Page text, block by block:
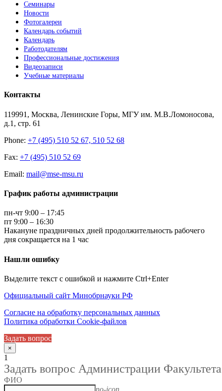
Семинары
Новости
Фотогалереи
Календарь событий
Календарь
Работодателям
Профессиональные достижения
Видеозаписи
Учебные материалы
Контакты
119991, Москва, Ленинские Горы, МГУ им. М.В.Ломоносова,
д.1, стр. 61
Phone: +7 (495) 510 52 67, 510 52 68
Fax: +7 (495) 510 52 69
Email: mail@mse-msu.ru
График работы администрации
пн-чт 9:00 – 17:45
пт 9:00 – 16:30
Накануне праздничных дней продолжительность рабочего
дня сокращается на 1 час
Нашли ошибку
Выделите текст с ошибкой и нажмите Ctrl+Enter
Официальный сайт Минобрнауки РФ
Согласие на обработку персональных данных
Политика обработки Cookie-файлов
Задать вопрос
×
1
Задать вопрос Администрации Факультета
ФИО
no-icon